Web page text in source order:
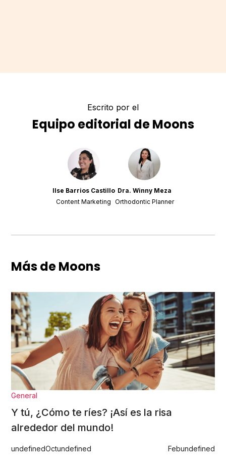
Escrito por el
Equipo editorial de Moons
Ilse Barrios Castillo
Content Marketing
Dra. Winny Meza
Orthodontic Planner
Más de Moons
General
Y tú, ¿Cómo te ríes? ¡Así es la risa
alrededor del mundo!
undefinedOctundefined Febundefined